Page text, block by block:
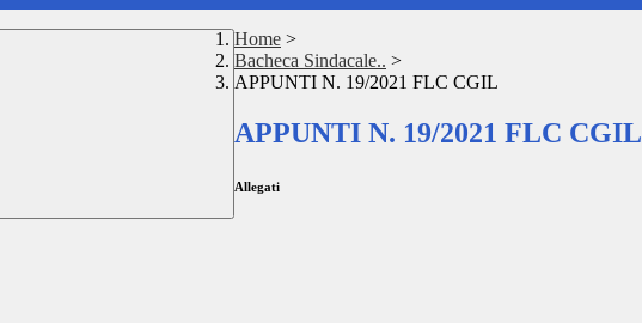
Home >
Bacheca Sindacale.. >
APPUNTI N. 19/2021 FLC CGIL
APPUNTI N. 19/2021 FLC CGIL
Allegati